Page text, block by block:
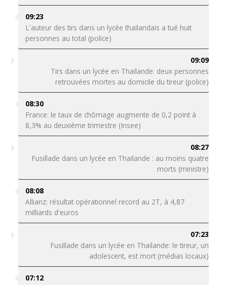
09:23
L'auteur des tirs dans un lycée thaïlandais a tué huit
personnes au total (police)
09:09
Tirs dans un lycée en Thaïlande: deux personnes
retrouvées mortes au domicile du tireur (police)
08:30
France: le taux de chômage augmente de 0,2 point à
8,3% au deuxième trimestre (Insee)
08:27
Fusillade dans un lycée en Thaïlande : au moins quatre
morts (ministre)
08:08
Allianz: résultat opérationnel record au 2T, à 4,87
milliards d'euros
07:23
Fusillade dans un lycée en Thaïlande: le tireur, un
adolescent, est mort (médias locaux)
07:12